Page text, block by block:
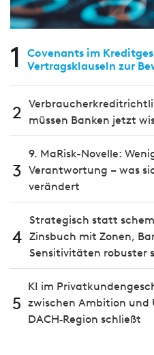
1
Covenants im
Vertragsklauseln zur
2
müssen Banken jetzt
3
9. MaRisk-Novelle:
Verantwortung – was
verändert
4
Strategisch statt
Zinsbuch mit Zonen,
Sensitivitäten robuster
5
KI im
zwischen Ambition und
DACH‑Region schließt